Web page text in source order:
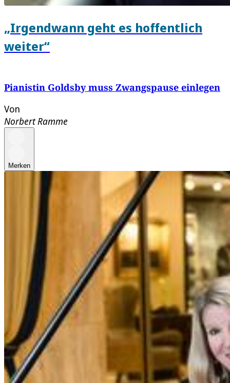
„Irgendwann geht es hoffentlich
weiter“
Pianistin Goldsby muss Zwangspause einlegen
Von
Norbert Ramme
Merken